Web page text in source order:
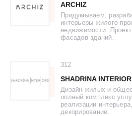
THE MAINS
TWENTYTREMARCA
ARCHIZ
Придумываем,
интерьеры жилого
недвижимости.
фасадов зданий.
312
SHADRINA
Дизайн жилых и
полный комплекс
реализации
декорирование.